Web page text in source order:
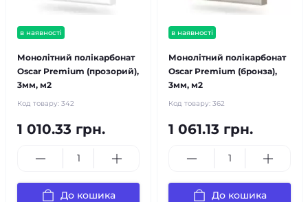
в наявності
Монолітний полікарбонат
Oscar Premium (прозорий),
3мм, м2
Код товару: 342
1 010.33 грн.
До кошика
в наявності
Монолітний полікарбонат
Oscar Premium (бронза),
3мм, м2
Код товару: 362
1 061.13 грн.
До кошика